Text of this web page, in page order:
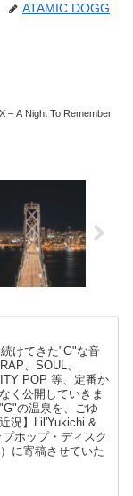
ATAMIC DOGG
– A Night To Remember
けてきた"G"な音
、SOUL、
POP 等、定番か
く公開していきま
の温泉を、ごゆ
況】Lil'Yukichi &
ホップ・ディスク
に寄稿させていた